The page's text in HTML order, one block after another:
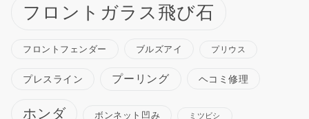
フロントガラス飛び石
フロントフェンダー ブルズアイ プリウス
プレスライン プーリング ヘコミ修理
ホンダ ボンネット凹み ミツビシ